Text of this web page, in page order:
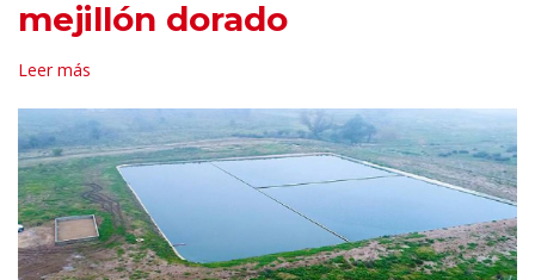
mejillón dorado
Leer más